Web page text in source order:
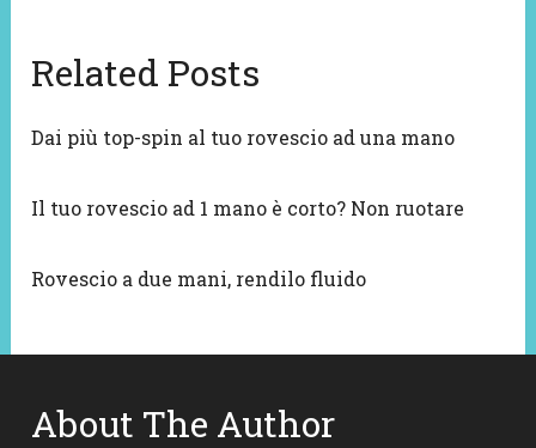
Related Posts
Dai più top-spin al tuo rovescio ad una mano
Il tuo rovescio ad 1 mano è corto? Non ruotare
Rovescio a due mani, rendilo fluido
About The Author